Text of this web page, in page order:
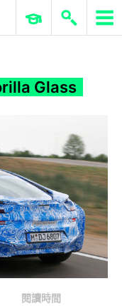
Glass
ERP 與商業 AI
Glass
閱讀時間